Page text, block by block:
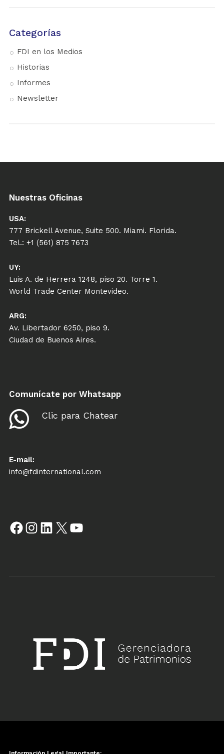
Categorías
FDI en los Medios
Historias
Informes
Newsletter
Nuestras Oficinas
USA:
777 Brickell Avenue, Suite 500. Miami. Florida.
Tel.: +1 (561) 875 7673
UY:
Luis A. de Herrera 1248, piso 20. Torre 1.
World Trade Center Montevideo.
ARG:
Av. Libertador 6250, piso 9.
Ciudad de Buenos Aires.
Comunícate por Whatsapp
Clic para Chatear
E-mail:
info@fdinternational.com